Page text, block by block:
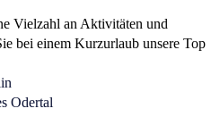
Vielzahl an Aktivitäten und
bei einem Kurzurlaub unsere Top
Odertal